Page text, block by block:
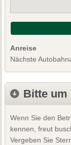
Anreise
Nächste
Bitte um
Wenn Sie den
kennen, freut
Vergeben Sie